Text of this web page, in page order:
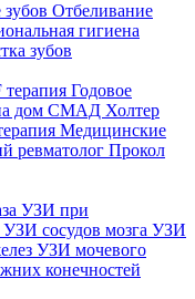
Отбеливание
гигиена
зубов
Годовое
дом СМАД Холтер
Медицинские
ревматолог Прокол
УЗИ при
УЗИ сосудов мозга УЗИ
УЗИ мочевого
конечностей